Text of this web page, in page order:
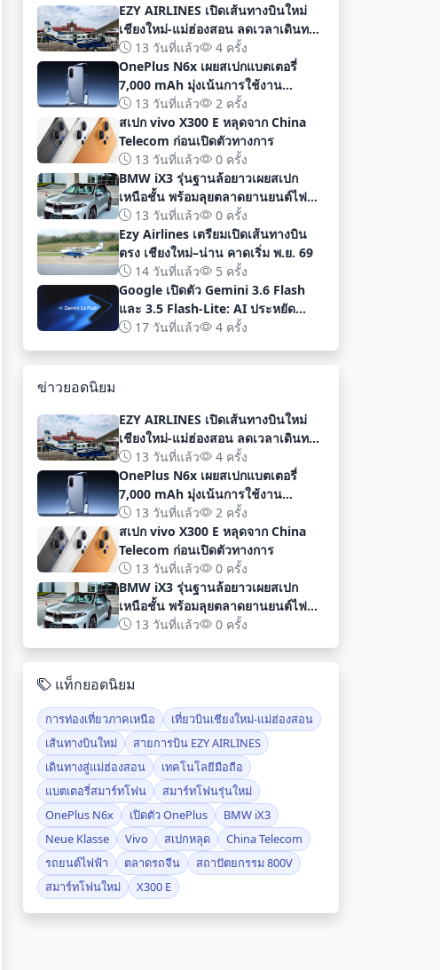
EZY AIRLINES เปิดเส้นทางบินใหม่
เชียงใหม่-แม่ฮ่องสอน ลดเวลาเดินทาง
เหลือเพียง 40 นาที
13 วันที่แล้ว
4 ครั้ง
OnePlus N6x เผยสเปกแบตเตอรี่
7,000 mAh มุ่งเน้นการใช้งาน
ยาวนานก่อนเปิดตัวอย่างเป็นทางการ
13 วันที่แล้ว
2 ครั้ง
สเปก vivo X300 E หลุดจาก China
Telecom ก่อนเปิดตัวทางการ
13 วันที่แล้ว
0 ครั้ง
BMW iX3 รุ่นฐานล้อยาวเผยสเปก
เหนือชั้น พร้อมลุยตลาดยานยนต์ไฟฟ้า
จีนด้วยระยะทาง 919 กม
13 วันที่แล้ว
0 ครั้ง
Ezy Airlines เตรียมเปิดเส้นทางบิน
ตรง เชียงใหม่–น่าน คาดเริ่ม พ.ย. 69
14 วันที่แล้ว
5 ครั้ง
Google เปิดตัว Gemini 3.6 Flash
และ 3.5 Flash-Lite: AI ประหยัด
ต้นทุน ประสิทธิภาพสูง สำหรับนัก
17 วันที่แล้ว 4 ครั้ง
ข่าวยอดนิยม
EZY AIRLINES เปิดเส้นทางบินใหม่
เชียงใหม่-แม่ฮ่องสอน ลดเวลาเดินทาง
เหลือเพียง 40 นาที
13 วันที่แล้ว
4 ครั้ง
OnePlus N6x เผยสเปกแบตเตอรี่
7,000 mAh มุ่งเน้นการใช้งาน
ยาวนานก่อนเปิดตัวอย่างเป็นทางการ
13 วันที่แล้ว
2 ครั้ง
สเปก vivo X300 E หลุดจาก China
Telecom ก่อนเปิดตัวทางการ
13 วันที่แล้ว
0 ครั้ง
BMW iX3 รุ่นฐานล้อยาวเผยสเปก
เหนือชั้น พร้อมลุยตลาดยานยนต์ไฟฟ้า
จีนด้วยระยะทาง 919 กม
13 วันที่แล้ว 0 ครั้ง
แท็กยอดนิยม
การท่องเที่ยวภาคเหนือ
เที่ยวบินเชียงใหม่-แม่ฮ่องสอน
เส้นทางบินใหม่
สายการบิน EZY AIRLINES
เดินทางสู่แม่ฮ่องสอน
เทคโนโลยีมือถือ
แบตเตอรี่สมาร์ทโฟน
สมาร์ทโฟนรุ่นใหม่
OnePlus N6x
เปิดตัว OnePlus
BMW iX3
Neue Klasse
Vivo สเปกหลุด
China Telecom
รถยนต์ไฟฟ้า
ตลาดรถจีน
สถาปัตยกรรม 800V
สมาร์ทโฟนใหม่
X300 E